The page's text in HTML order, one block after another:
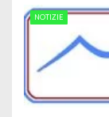
NOTIZIE